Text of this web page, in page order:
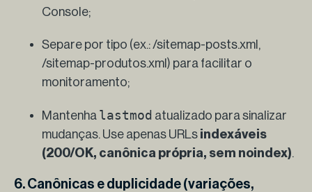
Console;
Separe por tipo (ex.: /sitemap-posts.xml,
/sitemap-produtos.xml) para facilitar o
monitoramento;
Mantenha lastmod atualizado para sinalizar
mudanças. Use apenas URLs indexáveis
(200/OK, canônica própria, sem noindex).
6. Canônicas e duplicidade (variações,